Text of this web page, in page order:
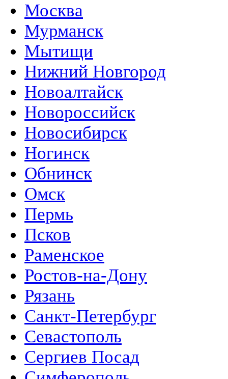
Москва
Мурманск
Мытищи
Нижний Новгород
Новоалтайск
Новороссийск
Новосибирск
Ногинск
Обнинск
Омск
Пермь
Псков
Раменское
Ростов-на-Дону
Рязань
Санкт-Петербург
Севастополь
Сергиев Посад